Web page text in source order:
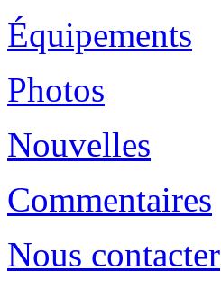
Équipements
Photos
Nouvelles
Commentaires
Nous contacter